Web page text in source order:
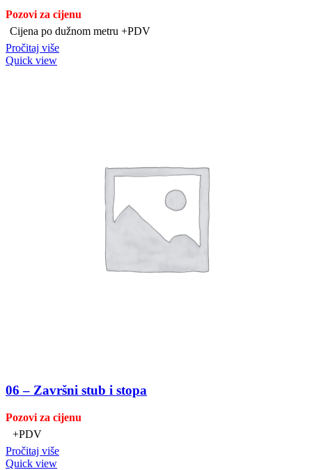
Pozovi za cijenu
Cijena po dužnom metru +PDV
Pročitaj više
Quick view
06 – Završni stub i stopa
Pozovi za cijenu
+PDV
Pročitaj više
Quick view